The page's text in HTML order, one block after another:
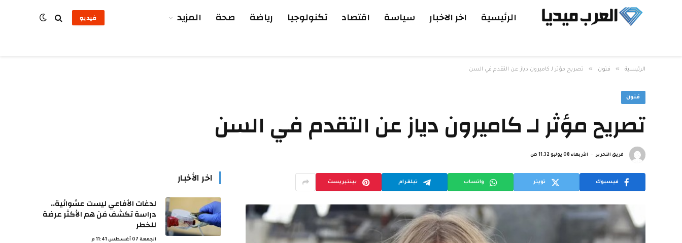
الرئيسية اخر الاخبار سياسة اقتصاد تكنولوجيا رياضة صحة المزيد فيديو
الرئيسية » فنون » تصريح مؤثر لـ كاميرون دياز عن التقدم في السن
فنون
تصريح مؤثر لـ كاميرون دياز عن التقدم في السن
فريق التحرير الأربعاء 08 يوليو 11:32 ص
فيسبوك تويتر واتساب تيلقرام بينتيريست اخر الأخبار
لدغات الأفاعي ليست عشوائية..
دراسة تكشف مَن هم الأكثر عرضة
للخطر
الجمعة 07 أغسطس 11:41 م